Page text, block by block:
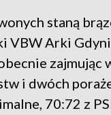
staną
VBW Arki
zajmując
i dwóch
70:72 z